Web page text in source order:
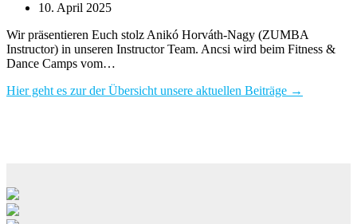
10. April 2025
Wir präsentieren Euch stolz Anikó Horváth-Nagy (ZUMBA
Instructor) in unseren Instructor Team. Ancsi wird beim Fitness &
Dance Camps vom…
Hier geht es zur der Übersicht unsere aktuellen Beiträge →